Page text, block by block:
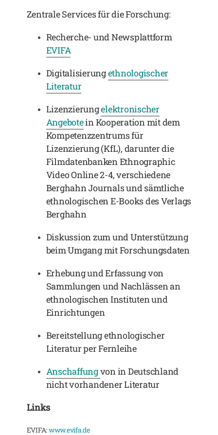
Zentrale Services für die Forschung:
Recherche- und Newsplattform
EVIFA
Digitalisierungethnologischer
Literatur
Lizenzierungelektronischer
Angebotein Kooperation mit dem
Kompetenzzentrums für
Lizenzierung (KfL), darunter die
Filmdatenbanken Ethnographic
Video Online 2-4, verschiedene
Berghahn Journals und sämtliche
ethnologischen E-Books des Verlags
Berghahn
Diskussion zum und Unterstützung
beim Umgang mit Forschungsdaten
Erhebung und Erfassung von
Sammlungen und Nachlässen an
ethnologischen Instituten und
Einrichtungen
Bereitstellung ethnologischer
Literatur per Fernleihe
Anschaffungvon in Deutschland
nicht vorhandener Literatur
Links
EVIFA:www.evifa.de